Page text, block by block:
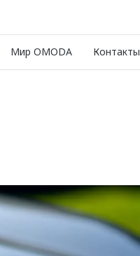
Мир OMODA Контакты